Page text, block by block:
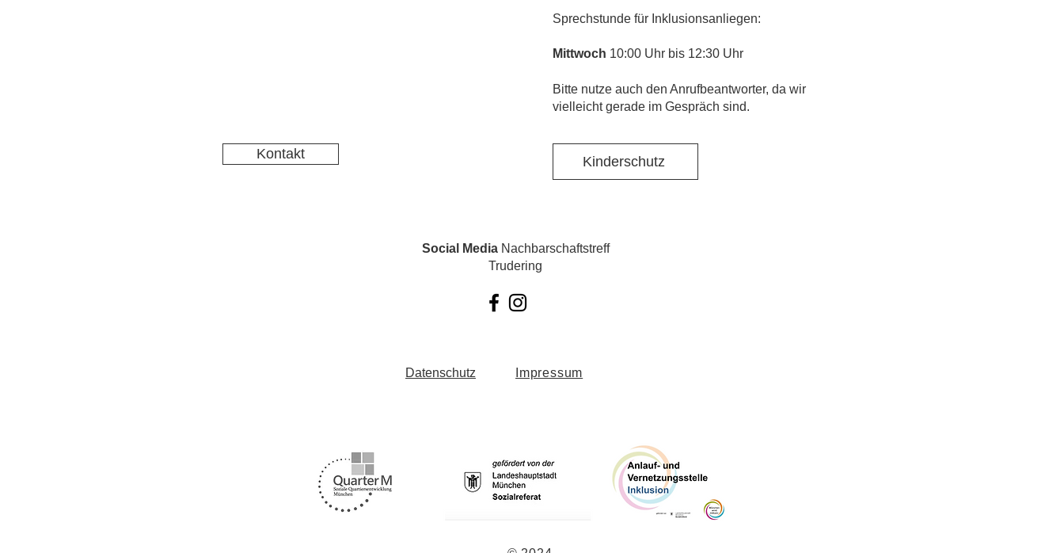
Kontakt
Sprechstunde für Inklusionsanliegen:
Mittwoch 10:00 Uhr bis 12:30 Uhr
​Bitte nutze auch den Anrufbeantworter, da wir
vielleicht gerade im Gespräch sind.
Kinderschutz
Social MediaNachbarschaftstreff
Trudering
Datenschutz Impressum